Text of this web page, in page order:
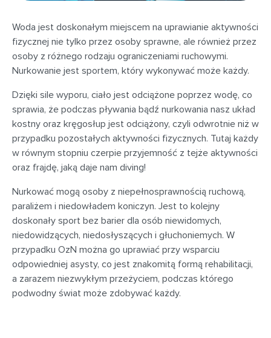
Woda jest doskonałym miejscem na uprawianie aktywności
fizycznej nie tylko przez osoby sprawne, ale również przez
osoby z różnego rodzaju ograniczeniami ruchowymi.
Nurkowanie jest sportem, który wykonywać może każdy.
Dzięki sile wyporu, ciało jest odciążone poprzez wodę, co
sprawia, że podczas pływania bądź nurkowania nasz układ
kostny oraz kręgosłup jest odciążony, czyli odwrotnie niż w
przypadku pozostałych aktywności fizycznych. Tutaj każdy
w równym stopniu czerpie przyjemność z tejże aktywności
oraz frajdę, jaką daje nam diving!
Nurkować mogą osoby z niepełnosprawnością ruchową,
paraliżem i niedowładem koniczyn. Jest to kolejny
doskonały sport bez barier dla osób niewidomych,
niedowidzących, niedosłyszących i głuchoniemych. W
przypadku OzN można go uprawiać przy wsparciu
odpowiedniej asysty, co jest znakomitą formą rehabilitacji,
a zarazem niezwykłym przeżyciem, podczas którego
podwodny świat może zdobywać każdy.